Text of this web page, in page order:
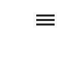
Schweiz